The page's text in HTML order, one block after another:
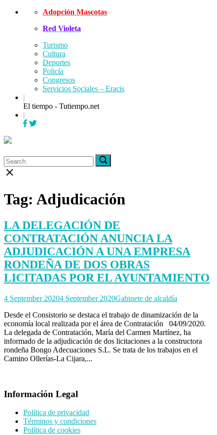
Skip
Adopción Mascotas
Red Violeta
Turismo
Cultura
Deportes
Policía
Congresos
Servicios Sociales – Eracis
|
El tiempo - Tutiempo.net
|
Menu
Search
for:
Search
for:
Search
Close
Tag: Adjudicación
LA DELEGACIÓN DE
CONTRATACIÓN ANUNCIA LA
ADJUDICACIÓN A UNA EMPRESA
RONDEÑA DE DOS OBRAS
LICITADAS POR EL AYUNTAMIENTO
4 September 20204 September 2020Gabinete de alcaldía
Desde el Consistorio se destaca el trabajo de dinamización de la
economía local realizada por el área de Contratación 04/09/2020.
La delegada de Contratación, María del Carmen Martínez, ha
informado de la adjudicación de dos licitaciones a la constructora
rondeña Bongo Adecuaciones S.L. Se trata de los trabajos en el
Camino Ollerías-La Cijara,...
Información Legal
Política de privacidad
Términos y condiciones
Política de cookies